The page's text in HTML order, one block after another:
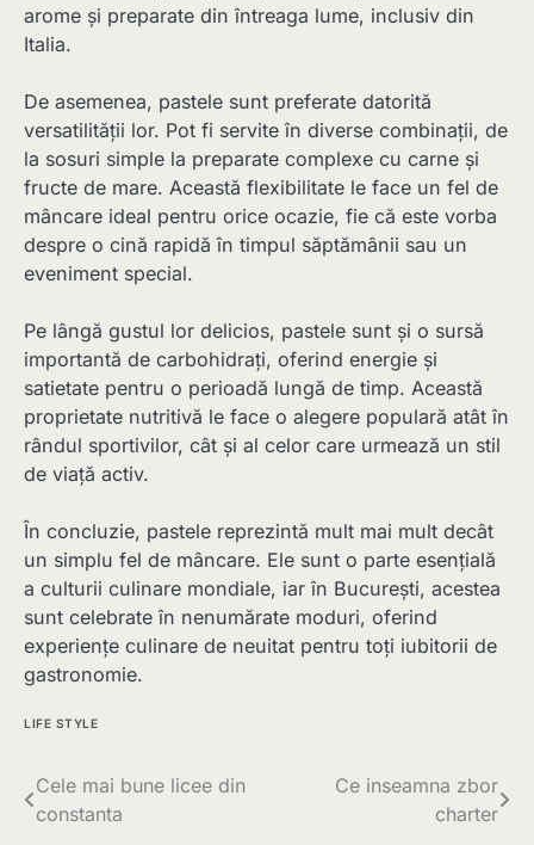
arome și preparate din întreaga lume, inclusiv din
Italia.
De asemenea, pastele sunt preferate datorită
versatilității lor. Pot fi servite în diverse combinații, de
la sosuri simple la preparate complexe cu carne și
fructe de mare. Această flexibilitate le face un fel de
mâncare ideal pentru orice ocazie, fie că este vorba
despre o cină rapidă în timpul săptămânii sau un
eveniment special.
Pe lângă gustul lor delicios, pastele sunt și o sursă
importantă de carbohidrați, oferind energie și
satietate pentru o perioadă lungă de timp. Această
proprietate nutritivă le face o alegere populară atât în
rândul sportivilor, cât și al celor care urmează un stil
de viață activ.
În concluzie, pastele reprezintă mult mai mult decât
un simplu fel de mâncare. Ele sunt o parte esențială
a culturii culinare mondiale, iar în București, acestea
sunt celebrate în nenumărate moduri, oferind
experiențe culinare de neuitat pentru toți iubitorii de
gastronomie.
LIFE STYLE
Navigare
Cele mai bune licee din
constanta
Ce inseamna zbor
charter